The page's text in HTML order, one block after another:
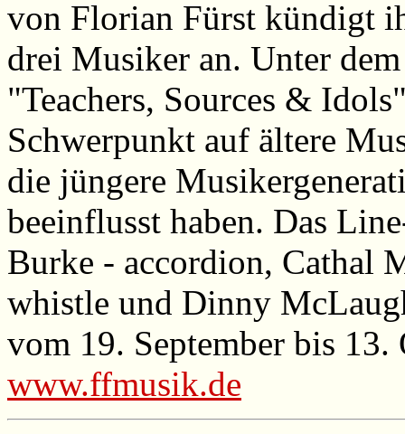
von Florian Fürst kündigt
drei Musiker an. Unter
"Teachers, Sources &
Schwerpunkt auf ältere
die jüngere
beeinflusst haben. Das
Burke - accordion, Cathal
whistle und Dinny
vom 19. September bis
www.ffmusik.de